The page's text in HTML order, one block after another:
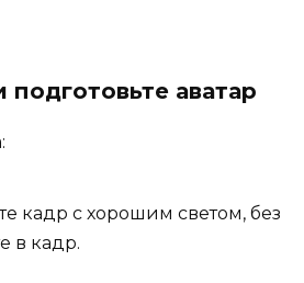
аватар
кадр с хорошим светом, без
в кадр.